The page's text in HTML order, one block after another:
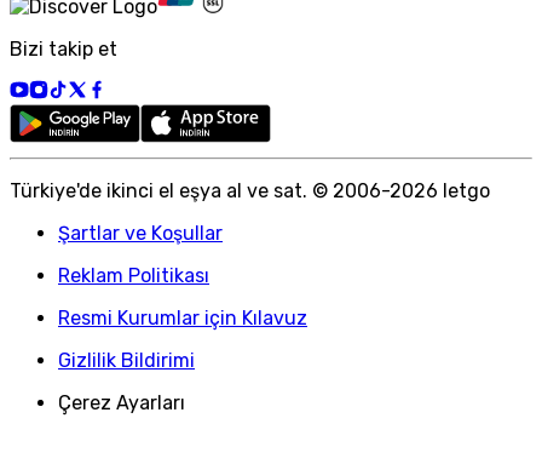
Bizi takip et
Türkiye'de ikinci el eşya al ve sat. © 2006-2026 letgo
Şartlar ve Koşullar
Reklam Politikası
Resmi Kurumlar için Kılavuz
Gizlilik Bildirimi
Çerez Ayarları